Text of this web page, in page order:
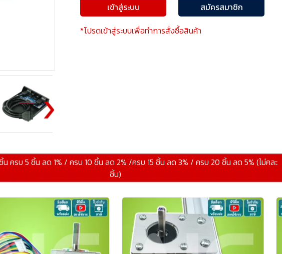
เข้าสู่ระบบ
สมัครสมาชิก
*โปรดเข้าสู่ระบบเพื่อทำการสั่งซื้อสินค้า
น ครบ 5 ชิ้น ลด 1% / ครบ 10 ชิ้น ลด 2% /ครบ 15 ชิ้น ลด 3% / ครบ 20 ชิ้น ลด 5% (ไม่คละ
ชิ้น)